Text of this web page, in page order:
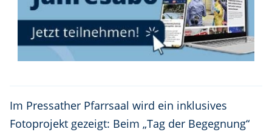
Im Pressather Pfarrsaal wird ein inklusives
Fotoprojekt gezeigt: Beim „Tag der Begegnung“